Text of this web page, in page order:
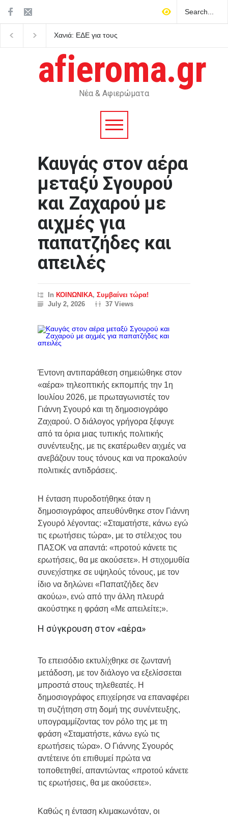
Χανιά: ΕΔΕ για τους
– Βρέθηκε νεκρή μετά από
ημέρες
afieroma.gr
Νέα & Αφιερώματα
Καυγάς στον αέρα
μεταξύ Σγουρού
και Ζαχαρού με
αιχμές για
παπατζήδες και
απειλές
In ΚΟΙΝΩΝΙΚΑ, Συμβαίνει τώρα!
July 2, 2026
37 Views
Έντονη αντιπαράθεση σημειώθηκε στον
«αέρα» τηλεοπτικής εκπομπής την 1η
Ιουλίου 2026, με πρωταγωνιστές τον
Γιάννη Σγουρό και τη δημοσιογράφο
Ζαχαρού. Ο διάλογος γρήγορα ξέφυγε
από τα όρια μιας τυπικής πολιτικής
συνέντευξης, με τις εκατέρωθεν αιχμές να
ανεβάζουν τους τόνους και να προκαλούν
πολιτικές αντιδράσεις.
Η ένταση πυροδοτήθηκε όταν η
δημοσιογράφος απευθύνθηκε στον Γιάννη
Σγουρό λέγοντας: «Σταματήστε, κάνω εγώ
τις ερωτήσεις τώρα», με το στέλεχος του
ΠΑΣΟΚ να απαντά: «προτού κάνετε τις
ερωτήσεις, θα με ακούσετε». Η στιχομυθία
συνεχίστηκε σε υψηλούς τόνους, με τον
ίδιο να δηλώνει «Παπατζήδες δεν
ακούω», ενώ από την άλλη πλευρά
ακούστηκε η φράση «Με απειλείτε;».
Η σύγκρουση στον «αέρα»
Το επεισόδιο εκτυλίχθηκε σε ζωντανή
μετάδοση, με τον διάλογο να εξελίσσεται
μπροστά στους τηλεθεατές. Η
δημοσιογράφος επιχείρησε να επαναφέρει
τη συζήτηση στη δομή της συνέντευξης,
υπογραμμίζοντας τον ρόλο της με τη
φράση «Σταματήστε, κάνω εγώ τις
ερωτήσεις τώρα». Ο Γιάννης Σγουρός
αντέτεινε ότι επιθυμεί πρώτα να
τοποθετηθεί, απαντώντας «προτού κάνετε
τις ερωτήσεις, θα με ακούσετε».
Καθώς η ένταση κλιμακωνόταν, οι